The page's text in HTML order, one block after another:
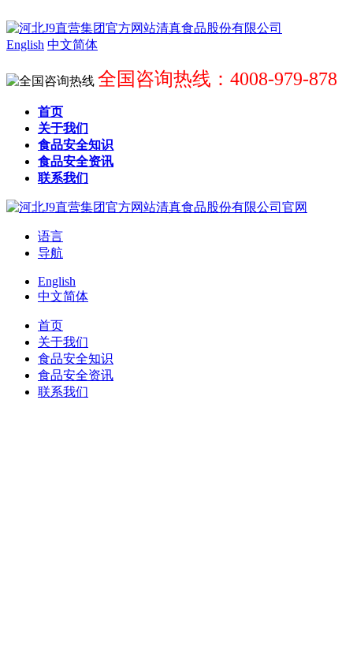
English 中文简体
全国咨询热线：4008-979-878
首页
关于我们
食品安全知识
食品安全资讯
联系我们
语言
导航
English
中文简体
首页
关于我们
食品安全知识
食品安全资讯
联系我们